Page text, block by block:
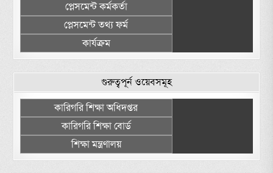
প্লেসমেন্ট কর্মকর্তা
প্লেসমেন্ট তথ্য ফর্ম
কার্যক্রম
গুরুত্বপূর্ন ওয়েবসমূহ
কারিগরি শিক্ষা অধিদপ্তর
কারিগরি শিক্ষা বোর্ড
শিক্ষা মন্ত্রণালয়